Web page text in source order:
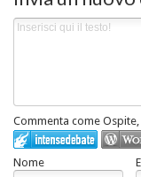
Commenta come
Nome